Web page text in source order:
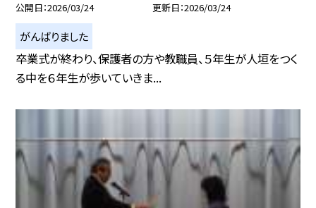
公開日 2026/03/24 更新日 2026/03/24
がんばりました
卒業式が終わり、保護者の方や教職員、５年生が人垣をつく
る中を６年生が歩いていきま...